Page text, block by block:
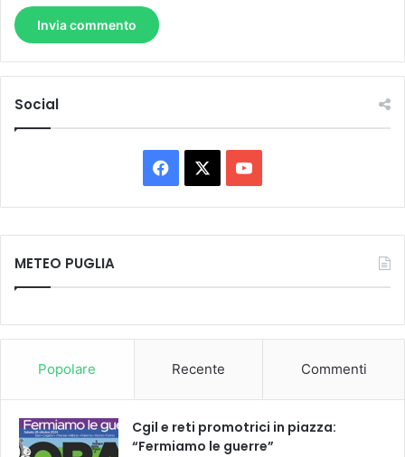
Social
Facebook You
Tube
METEO PUGLIA
Popolare Recente Commenti
Cgil e reti promotrici in piazza:
“Fermiamo le guerre”